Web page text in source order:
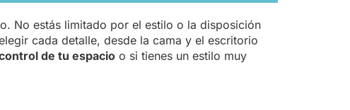
No estás limitado por el estilo o la disposición
cada detalle, desde la cama y el escritorio
de tu espacio o si tienes un estilo muy